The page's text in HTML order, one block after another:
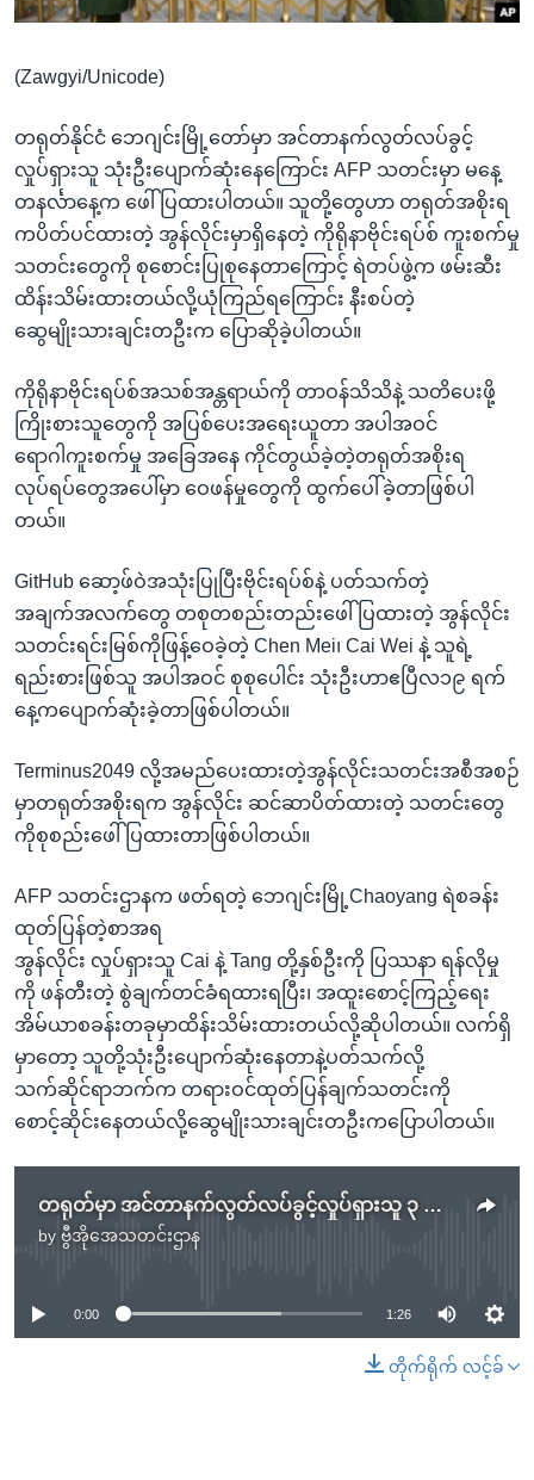
ကျော်
ရန်
ရန်
နေရာ
သို့
ကျော်
ရန်
(Zawgyi/Unicode)
တရုတ်နိုင်ငံ ဘေဂျင်းမြို့တော်မှာ အင်တာနက်လွတ်လပ်ခွင့်
လှုပ်ရှားသူ သုံးဦးပျောက်ဆုံးနေကြောင်း AFP သတင်းမှာ မနေ့
တနင်္လာနေ့က ဖေါ်ပြထားပါတယ်။ သူတို့တွေဟာ တရုတ်အစိုးရ
ကပိတ်ပင်ထားတဲ့ အွန်လိုင်းမှာရှိနေတဲ့ ကိုရိုနာဗိုင်းရပ်စ် ကူးစက်မှု
သတင်းတွေကို စုစောင်းပြုစုနေတာကြောင့် ရဲတပ်ဖွဲ့က ဖမ်းဆီး
ထိန်းသိမ်းထားတယ်လို့ယုံကြည်ရကြောင်း နီးစပ်တဲ့
ဆွေမျိုးသားချင်းတဦးက ပြောဆိုခဲ့ပါတယ်။
ကိုရိုနာဗိုင်းရပ်စ်အသစ်အန္တရာယ်ကို တာဝန်သိသိနဲ့ သတိပေးဖို့
ကြိုးစားသူတွေကို အပြစ်ပေးအရေးယူတာ အပါအဝင်
ရောဂါကူးစက်မှု အခြေအနေ ကိုင်တွယ်ခဲ့တဲ့တရုတ်အစိုးရ
လုပ်ရပ်တွေအပေါ်မှာ ဝေဖန်မှုတွေကို ထွက်ပေါ်ခဲ့တာဖြစ်ပါ
တယ်။
GitHub ဆော့ဖ်ဝဲအသုံးပြုပြီးဗိုင်းရပ်စ်နဲ့ ပတ်သက်တဲ့
အချက်အလက်တွေ တစုတစည်းတည်းဖေါ်ပြထားတဲ့ အွန်လိုင်း
သတင်းရင်းမြစ်ကိုဖြန့်ဝေခဲ့တဲ့ Chen Mei၊ Cai Wei နဲ့ သူရဲ့
ရည်းစားဖြစ်သူ အပါအဝင် စုစုပေါင်း သုံးဦးဟာဧပြီလ၁၉ ရက်
နေ့ကပျောက်ဆုံးခဲ့တာဖြစ်ပါတယ်။
Terminus2049 လို့အမည်ပေးထားတဲ့အွန်လိုင်းသတင်းအစီအစဉ်
မှာတရုတ်အစိုးရက အွန်လိုင်း ဆင်ဆာပိတ်ထားတဲ့ သတင်းတွေ
ကိုစုစည်းဖေါ်ပြထားတာဖြစ်ပါတယ်။
AFP သတင်းဌာနက ဖတ်ရတဲ့ ဘေဂျင်းမြို့Chaoyang ရဲစခန်း
ထုတ်ပြန်တဲ့စာအရ
အွန်လိုင်း လှုပ်ရှားသူ Cai နဲ့ Tang တို့နှစ်ဦးကို ပြဿနာ ရန်လိုမှု
ကို ဖန်တီးတဲ့ စွဲချက်တင်ခံရထားရပြီး၊ အထူးစောင့်ကြည့်ရေး
အိမ်ယာစခန်းတခုမှာထိန်းသိမ်းထားတယ်လို့ဆိုပါတယ်။ လက်ရှိ
မှာတော့ သူတို့သုံးဦးပျောက်ဆုံးနေတာနဲ့ပတ်သက်လို့
သက်ဆိုင်ရာဘက်က တရားဝင်ထုတ်ပြန်ချက်သတင်းကို
စောင့်ဆိုင်းနေတယ်လို့ဆွေမျိုးသားချင်းတဦးကပြောပါတယ်။
တရုတ်မှာ အင်တာနက်လွတ်လပ်ခွင့်လှုပ်ရှားသူ ၃ ဦး ပျောက်နေ
by ဗွီအိုအေသတင်းဌာန
No media source currently available
0:00 1:26
တိုက်ရိုက် လင့်ခ်